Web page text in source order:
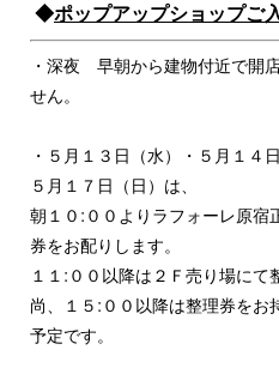
◆ポップアップショップご
・深夜 早朝から建物付近で開
せん。
・５月１３日（水）・５月１４
５月１７日（日）は、
朝１０:００よりラフォーレ原宿
券をお配りします。
１１:００以降は２Ｆ売り場にて
尚、１５:００以降は整理券をお
予定です。